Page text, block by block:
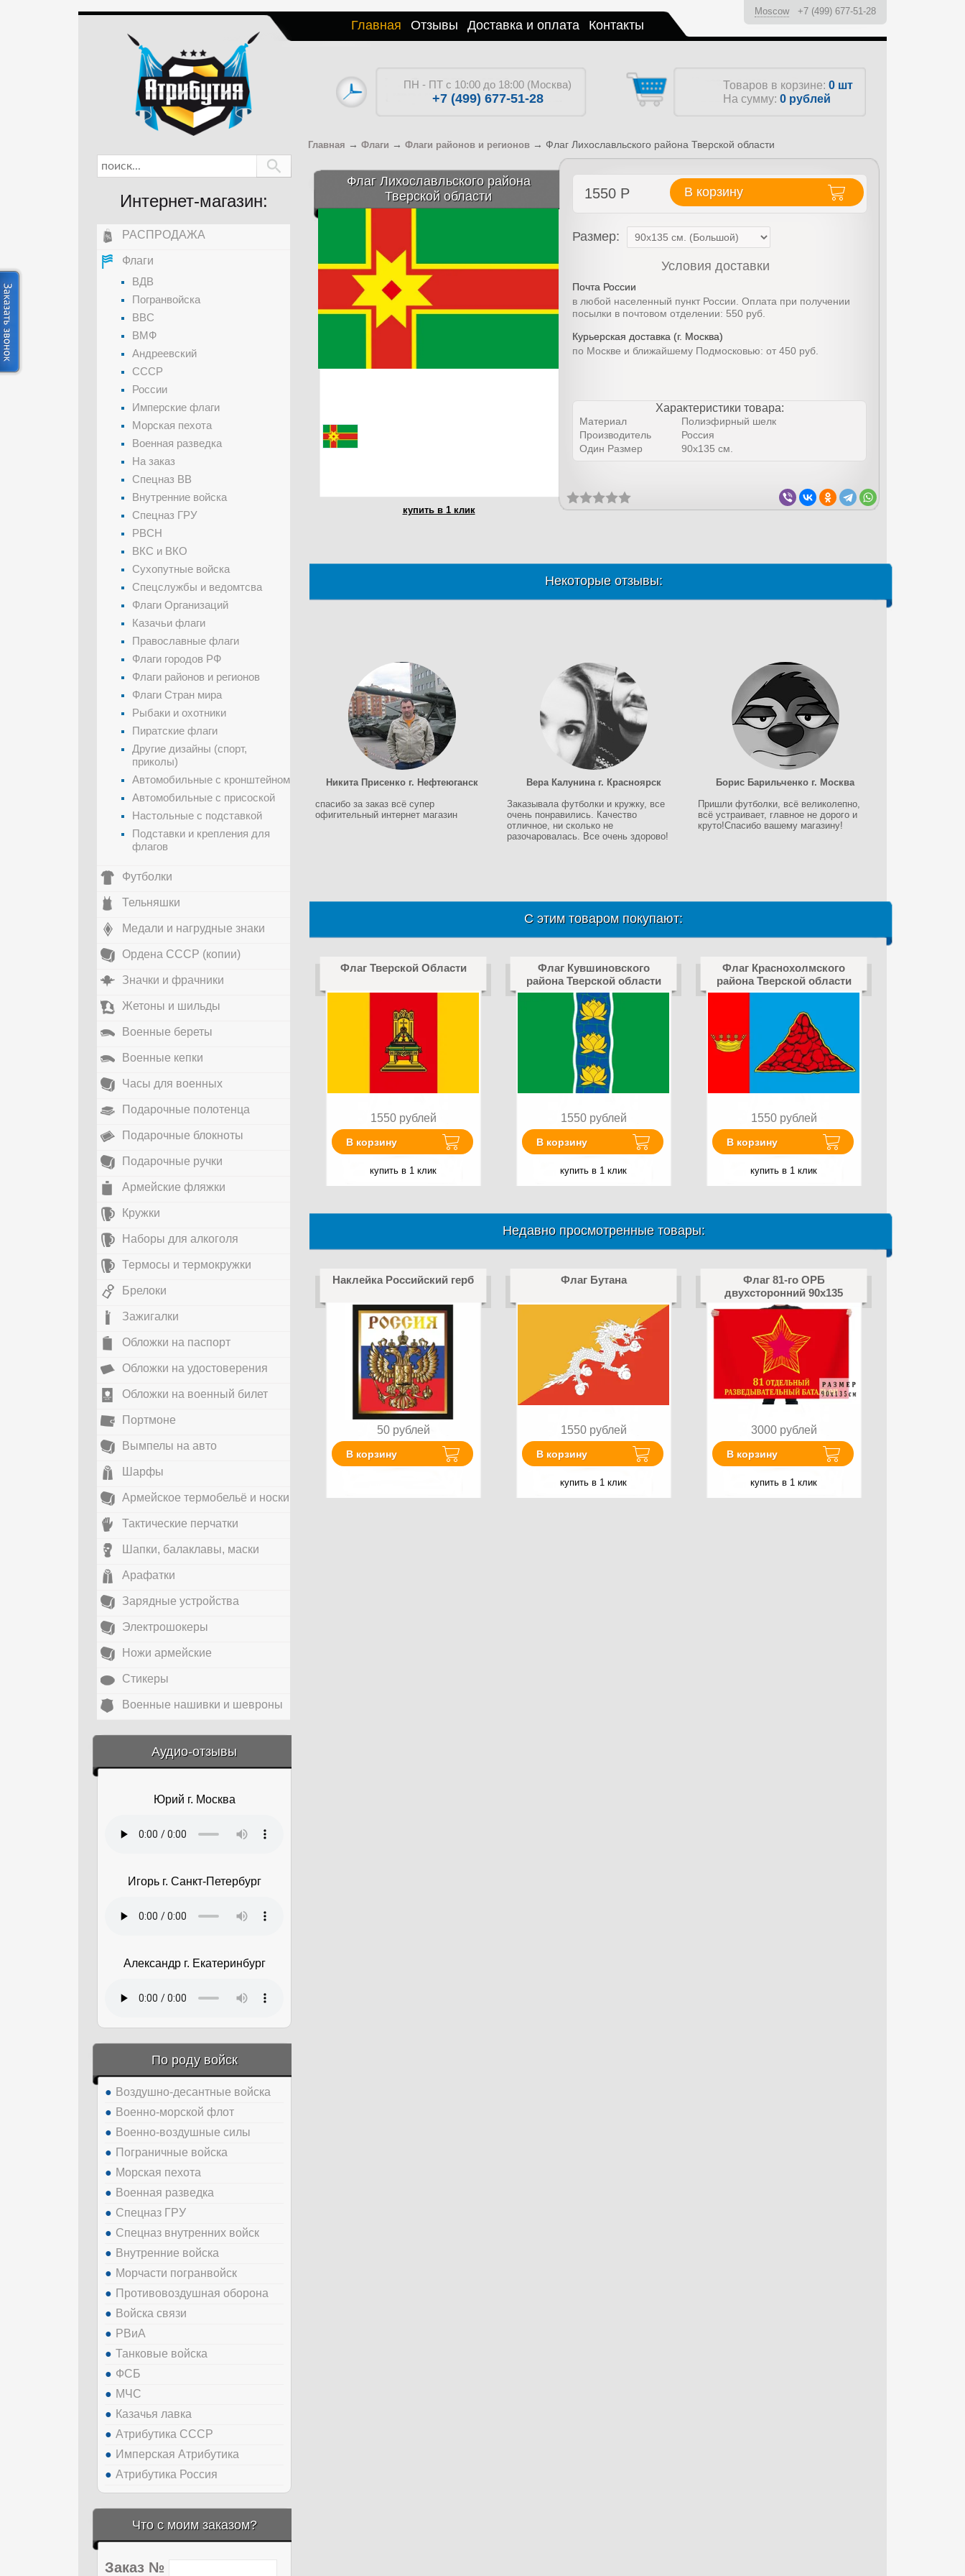
Главная Отзывы Доставка и оплата Контакты
Moscow +7 (499) 677-51-28
ПН - ПТ с 10:00 до 18:00 (Москва)
+7 (499) 677-51-28
Товаров в корзине: 0 шт
На сумму: 0 рублей
Главная → Флаги → Флаги районов и регионов → Флаг Лихославльского района Тверской области
Флаг Лихославльского района
Тверской области
1550 Р В корзину
купить в 1 клик
Размер:
Условия доставки
Почта России
в любой населенный пункт России. Оплата при получении
посылки в почтовом отделении: 550 руб.
Курьерская доставка (г. Москва)
по Москве и ближайшему Подмосковью: от 450 руб.
Характеристики товара:
Материал
Полиэфирный шелк
Производитель
Россия
Один Размер
90х135 см.
Некоторые отзывы:
Никита Присенко г. Нефтеюганск
спасибо за заказ всё супер
офигительный интернет магазин
Вера Калунина г. Красноярск
Заказывала футболки и кружку, все
очень понравились. Качество
отличное, ни сколько не
разочаровалась. Все очень здорово!
Борис Барильченко г. Москва
Пришли футболки, всё великолепно,
всё устраивает, главное не дорого и
круто!Спасибо вашему магазину!
С этим товаром покупают:
Флаг Тверской Области
1550 рублей
В корзину
купить в 1 клик
Флаг Кувшиновского
района Тверской области
1550 рублей
В корзину
купить в 1 клик
Флаг Краснохолмского
района Тверской области
1550 рублей
В корзину
купить в 1 клик
Недавно просмотренные товары:
Наклейка Российский герб
50 рублей
В корзину
Флаг Бутана
1550 рублей
В корзину
купить в 1 клик
Флаг 81-го ОРБ
двухсторонний 90х135
3000 рублей
В корзину
купить в 1 клик
Интернет-магазин:
РАСПРОДАЖА
Флаги
ВДВ
Погранвойска
ВВС
ВМФ
Андреевский
СССР
России
Имперские флаги
Морская пехота
Военная разведка
На заказ
Спецназ ВВ
Внутренние войска
Спецназ ГРУ
РВСН
ВКС и ВКО
Сухопутные войска
Спецслужбы и ведомтсва
Флаги Организаций
Казачьи флаги
Православные флаги
Флаги городов РФ
Флаги районов и регионов
Флаги Стран мира
Рыбаки и охотники
Пиратские флаги
Другие дизайны (спорт,
приколы)
Автомобильные с кронштейном
Автомобильные с присоской
Настольные с подставкой
Подставки и крепления для
флагов
Футболки
Тельняшки
Медали и нагрудные знаки
Ордена СССР (копии)
Значки и фрачники
Жетоны и шильды
Военные береты
Военные кепки
Часы для военных
Подарочные полотенца
Подарочные блокноты
Подарочные ручки
Армейские фляжки
Кружки
Наборы для алкоголя
Термосы и термокружки
Брелоки
Зажигалки
Обложки на паспорт
Обложки на удостоверения
Обложки на военный билет
Портмоне
Вымпелы на авто
Шарфы
Армейское термобельё и носки
Тактические перчатки
Шапки, балаклавы, маски
Арафатки
Зарядные устройства
Электрошокеры
Ножи армейские
Стикеры
Военные нашивки и шевроны
Аудио-отзывы
&amp;nbsp;
Юрий г. Москва
Игорь г. Санкт-Петербург
Александр г. Екатеринбург
По роду войск
Воздушно-десантные войска
Военно-морской флот
Военно-воздушные силы
Пограничные войска
Морская пехота
Военная разведка
Спецназ ГРУ
Спецназ внутренних войск
Внутренние войска
Морчасти погранвойск
Противовоздушная оборона
Войска связи
РВиА
Танковые войска
ФСБ
МЧС
Казачья лавка
Атрибутика СССР
Имперская Атрибутика
Атрибутика Россия
Что с моим заказом?
Заказ №